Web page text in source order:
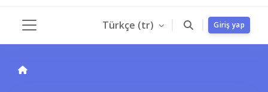
Türkçe ‎(tr)‎ Giriş yap